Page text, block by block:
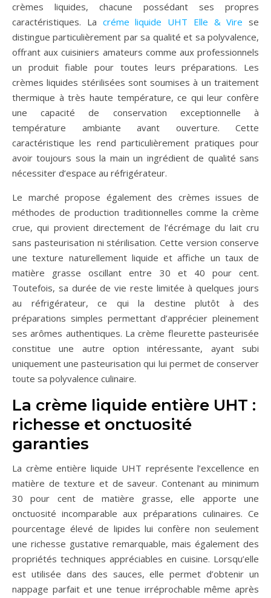
crèmes liquides, chacune possédant ses propres
caractéristiques. La créme liquide UHT Elle & Vire se
distingue particulièrement par sa qualité et sa polyvalence,
offrant aux cuisiniers amateurs comme aux professionnels
un produit fiable pour toutes leurs préparations. Les
crèmes liquides stérilisées sont soumises à un traitement
thermique à très haute température, ce qui leur confère
une capacité de conservation exceptionnelle à
température ambiante avant ouverture. Cette
caractéristique les rend particulièrement pratiques pour
avoir toujours sous la main un ingrédient de qualité sans
nécessiter d’espace au réfrigérateur.
Le marché propose également des crèmes issues de
méthodes de production traditionnelles comme la crème
crue, qui provient directement de l’écrémage du lait cru
sans pasteurisation ni stérilisation. Cette version conserve
une texture naturellement liquide et affiche un taux de
matière grasse oscillant entre 30 et 40 pour cent.
Toutefois, sa durée de vie reste limitée à quelques jours
au réfrigérateur, ce qui la destine plutôt à des
préparations simples permettant d’apprécier pleinement
ses arômes authentiques. La crème fleurette pasteurisée
constitue une autre option intéressante, ayant subi
uniquement une pasteurisation qui lui permet de conserver
toute sa polyvalence culinaire.
La crème liquide entière UHT :
richesse et onctuosité
garanties
La crème entière liquide UHT représente l’excellence en
matière de texture et de saveur. Contenant au minimum
30 pour cent de matière grasse, elle apporte une
onctuosité incomparable aux préparations culinaires. Ce
pourcentage élevé de lipides lui confère non seulement
une richesse gustative remarquable, mais également des
propriétés techniques appréciables en cuisine. Lorsqu’elle
est utilisée dans des sauces, elle permet d’obtenir un
nappage parfait et une tenue irréprochable même après